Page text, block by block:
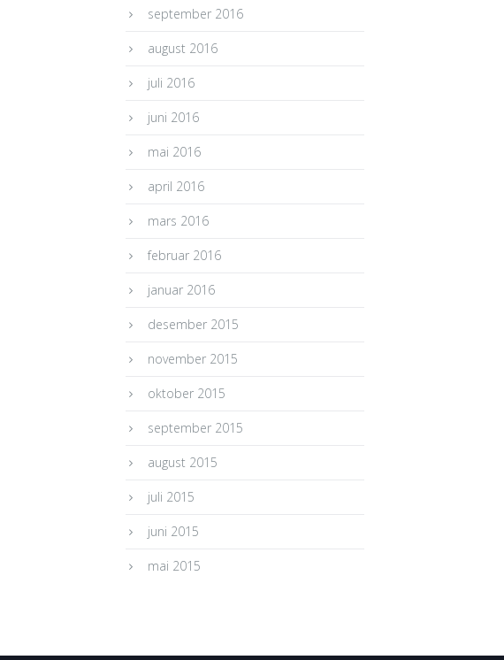
september 2016
august 2016
juli 2016
juni 2016
mai 2016
april 2016
mars 2016
februar 2016
januar 2016
desember 2015
november 2015
oktober 2015
september 2015
august 2015
juli 2015
juni 2015
mai 2015